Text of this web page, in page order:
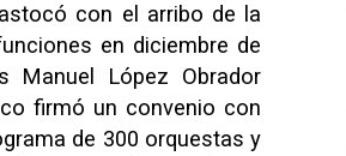
con el arribo de la
en diciembre de
Manuel López Obrador
firmó un convenio con
de 300 orquestas y